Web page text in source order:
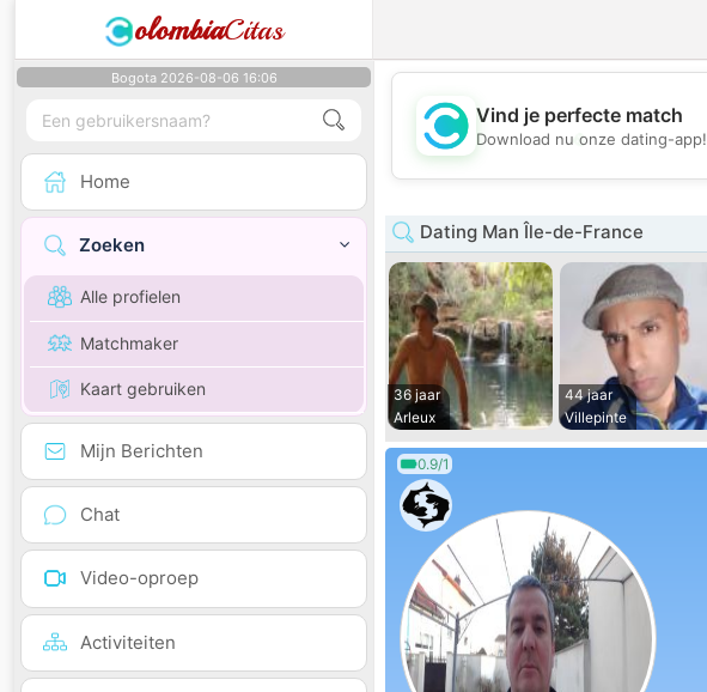
olombiaCitas
Bogota 2026-08-06 16:06
Home
Zoeken
Alle profielen
Matchmaker
Kaart gebruiken
Mijn Berichten
Chat
Video-oproep
Activiteiten
Vind je perfecte match
Download nu onze dating-app!
Dating Man Île-de-France
36 jaar
Arleux
44 jaar
Villepinte
0.9/1